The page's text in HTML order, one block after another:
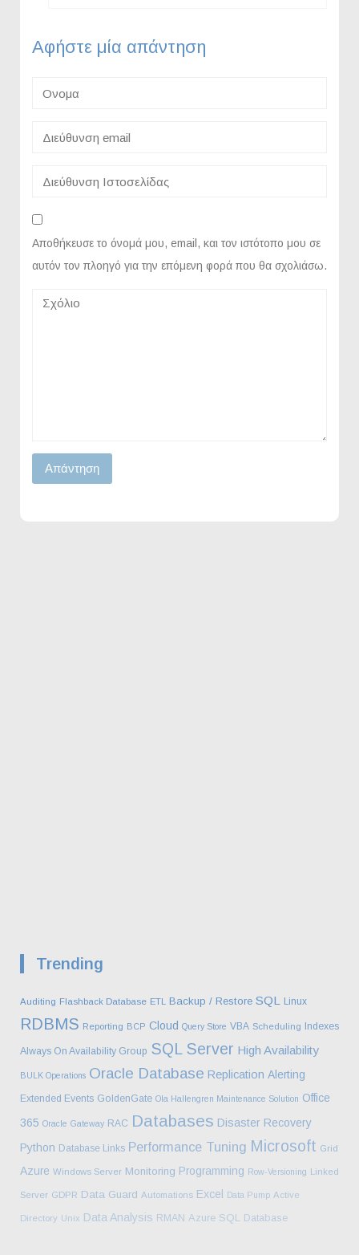
Αφήστε μία απάντηση
Αποθήκευσε το όνομά μου, email, και τον ιστότοπο μου σε
αυτόν τον πλοηγό για την επόμενη φορά που θα σχολιάσω.
Trending
Auditing Flashback Database ETL Backup / Restore SQL Linux
RDBMS Reporting BCP Cloud Query Store VBA Scheduling Indexes
Always On Availability Group SQL Server High Availability
BULK Operations Oracle Database Replication Alerting
Extended Events GoldenGate Ola Hallengren Maintenance Solution Office
365 Oracle Gateway RAC Databases Disaster Recovery
Python Database Links Performance Tuning Microsoft Grid
Azure Windows Server Monitoring Programming Row-Versioning Linked
Server GDPR Data Guard Automations Excel Data Pump Active
Directory Unix Data Analysis RMAN Azure SQL Database